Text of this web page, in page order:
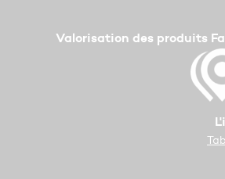
Valorisation des produits